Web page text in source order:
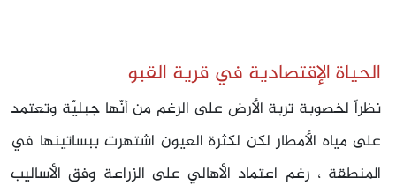
الحياة الإقتصادية في قرية القبو
نظراً لخصوبة تربة الأرض على الرغم من أنّها جبليّة وتعتمد
على مياه الأمطار لكن لكثرة العيون اشتهرت ببساتينها في
المنطقة ، رغم اعتماد الأهالي على الزراعة وفق الأساليب